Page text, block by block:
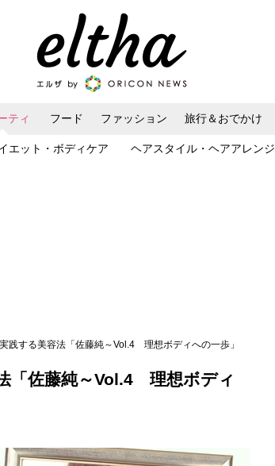
ティ
エット・ボディケア ヘアスタイル・ヘアアレンジ
フード ファッション 旅行＆おでかけ
践する美容法「佐藤純～Vol.4 理想ボディへの一歩」
「佐藤純～Vol.4 理想ボディ